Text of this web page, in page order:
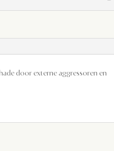
door externe aggressoren en